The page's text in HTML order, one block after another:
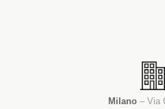
Milano– Via